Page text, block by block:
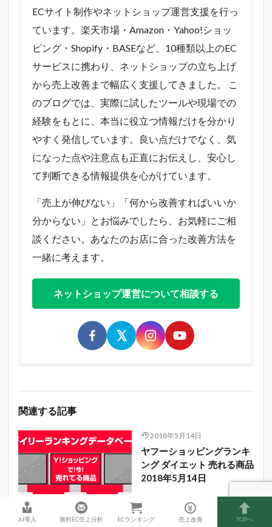
ECサイト制作やネットショップ運営支援を行っ
ています。楽天市場・Amazon・Yahoo!ショッ
ピング・Shopify・BASEなど、10種類以上のEC
サービスに携わり、ネットショップの立ち上げ
から売上改善まで幅広く支援してきました。 こ
のブログでは、実際に試したツールや現場での
経験をもとに、本当に役立つ情報だけを分かり
やすく発信しています。良い点だけでなく、気
になった点や注意点も正直にお伝えし、安心し
て判断できる情報提供を心がけています。
「売上が伸びない」「何から改善すればいいか
分からない」とお悩みでしたら、お気軽にご相
談ください。あなたのお店に合った改善方法を
一緒に考えます。
ネットショップ運営について相談する
関連する記事
2018年5月14日
ヤフーショッピングランキ
ング ダイエット 売れる商品
2018年5月14日
2018年5月2日
AI導入 無料EC売上分析 ECランキング 売上改善 TOPへ